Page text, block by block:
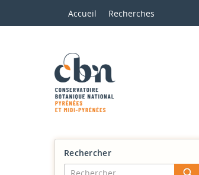
Accueil Recherches
Rechercher